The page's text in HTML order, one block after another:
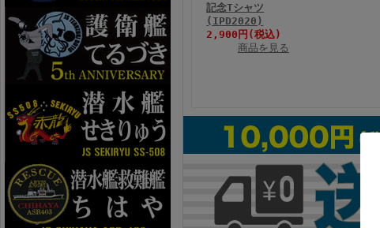
記念Tシャツ
(IPD2020)
2,900円(税込)
商品を見る